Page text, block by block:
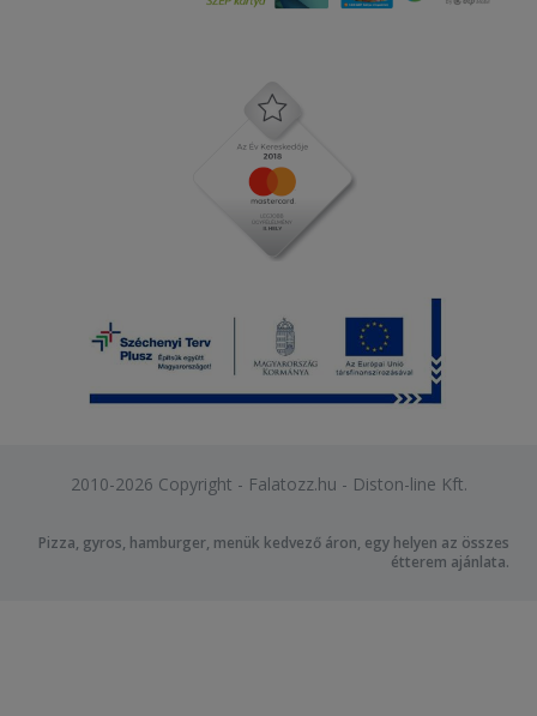
2010-2026 Copyright - Falatozz.hu - Diston-line Kft.
Pizza, gyros, hamburger, menük kedvező áron, egy helyen az összes
étterem ajánlata.